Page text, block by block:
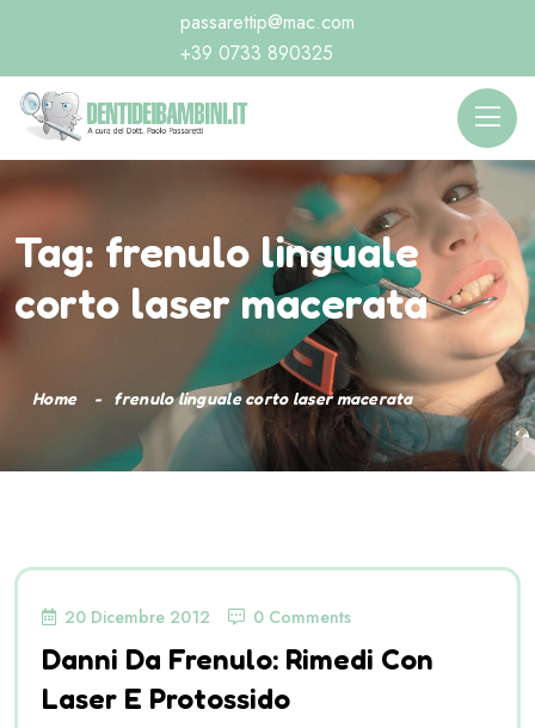
passarettip@mac.com
+39 0733 890325
Tag: frenulo linguale
corto laser macerata
Home frenulo linguale corto laser macerata
20 Dicembre 2012 0 Comments
Danni Da Frenulo: Rimedi Con
Laser E Protossido